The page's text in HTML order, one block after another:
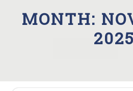
MONTH:
2025